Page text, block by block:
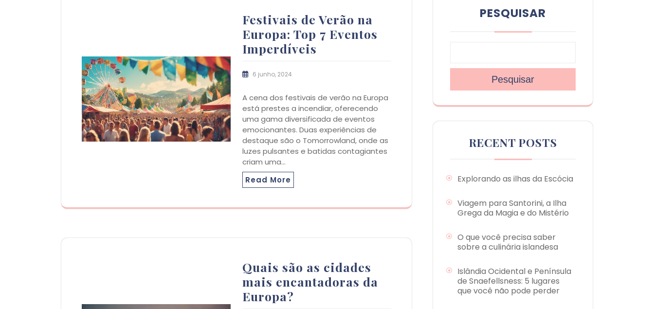
Festivais de Verão na
Europa: Top 7 Eventos
Imperdíveis
6 junho, 2024
A cena dos festivais de verão na Europa
está prestes a incendiar, oferecendo
uma gama diversificada de eventos
emocionantes. Duas experiências de
destaque são o Tomorrowland, onde as
luzes pulsantes e batidas contagiantes
criam uma…
Read More
Quais são as cidades
mais encantadoras da
Europa?
PESQUISAR
Pesquisar
RECENT POSTS
Explorando as ilhas da Escócia
Viagem para Santorini, a Ilha
Grega da Magia e do Mistério
O que você precisa saber
sobre a culinária islandesa
Islândia Ocidental e Península
de Snaefellsness: 5 lugares
que você não pode perder